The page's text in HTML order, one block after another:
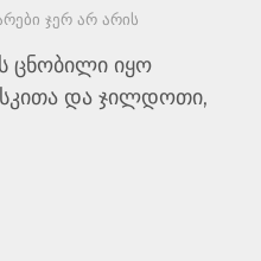
ჯერ არ არის
ცნობილი იყო
და ჯილდოთი,